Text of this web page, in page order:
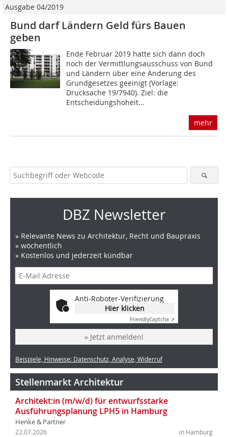
Ausgabe 04/2019
Bund darf Ländern Geld fürs Bauen
geben
Ende Februar 2019 hatte sich dann doch
noch der Vermittlungsausschuss von Bund
und Ländern über eine Änderung des
Grundgesetzes geeinigt (Vorlage:
Drucksache 19/7940). Ziel: die
Entscheidungshoheit...
mehr
DBZ Newsletter
» Relevante News zu Architektur, Recht und Baupraxis
» wöchentlich
» Kostenlos und jederzeit kündbar
Anti-Roboter-Verifizierung
Hier klicken
FriendlyCaptcha ⇗
» Jetzt anmelden!
Beispiele, Hinweise: Datenschutz, Analyse, Widerruf
Stellenmarkt Architektur
Architekt:in (m/w/d) für entwurfsstarke
Ausführungsplanung LPH5 in Hamburg
Henke & Partner
in Hamburg
22.07.2026